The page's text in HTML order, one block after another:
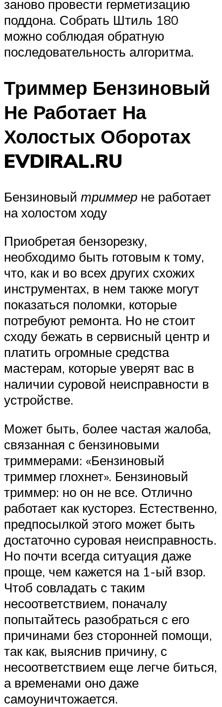
заново провести герметизацию
поддона. Собрать Штиль 180
можно соблюдая обратную
последовательность алгоритма.
Триммер Бензиновый
Не Работает На
Холостых Оборотах
EVDIRAL.RU
Бензиновый триммер не работает
на холостом ходу
Приобретая бензорезку,
необходимо быть готовым к тому,
что, как и во всех других схожих
инструментах, в нем также могут
показаться поломки, которые
потребуют ремонта. Но не стоит
сходу бежать в сервисный центр и
платить огромные средства
мастерам, которые уверят вас в
наличии суровой неисправности в
устройстве.
Может быть, более частая жалоба,
связанная с бензиновыми
триммерами: «Бензиновый
триммер глохнет». Бензиновый
триммер: но он не все. Отлично
работает как кусторез. Естественно,
предпосылкой этого может быть
достаточно суровая неисправность.
Но почти всегда ситуация даже
проще, чем кажется на 1-ый взор.
Чтоб совладать с таким
несоответствием, поначалу
попытайтесь разобраться с его
причинами без сторонней помощи,
так как, выяснив причину, с
несоответствием еще легче биться,
а временами оно даже
самоуничтожается.